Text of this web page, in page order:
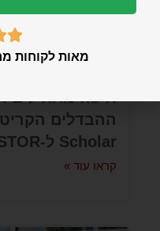
איפה
Scholar ל-JSTOR
קראו עוד »

מאות לקוחות